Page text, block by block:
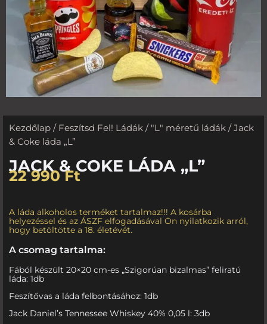
Kezdőlap / Feszítsd Fel! Ládák / "L" méretű ládák / Jack
& Coke láda „L”
JACK & COKE LÁDA „L”
22 990Ft
A láda alkoholos terméket tartalmaz!!! A kosárba
helyezéssel és az ÁSZF elfogadásával Ön nyilatkozik arról,
hogy betöltötte a 18. életévét.
A csomag tartalma:
Fából készült 20×20 cm-es „Szigorúan bizalmas” feliratú
láda: 1db
Feszítővas a láda felbontásához: 1db
Jack Daniel’s Tennessee Whiskey 40% 0,05 l: 3db